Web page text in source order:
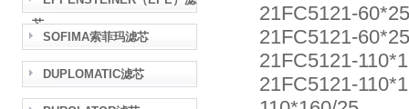
芯
SOFIMA索菲玛滤芯
DUPLOMATIC滤芯
21FC5121-
21FC5121-
21FC5121-
21FC5121-